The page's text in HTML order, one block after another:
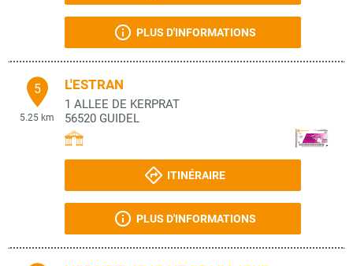
PLUS D'INFORMATIONS
5
5.25 km
L'ESTRAN
1 ALLEE DE KERPRAT
56520 GUIDEL
ITINÉRAIRE
PLUS D'INFORMATIONS